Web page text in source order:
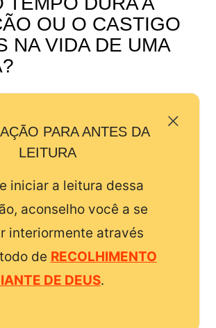
OU O CASTIGO
NA VIDA DE UMA
PARA ANTES DA
LEITURA
iniciar a leitura dessa
aconselho você a se
interiormente através
de RECOLHIMENTO
DE DEUS.